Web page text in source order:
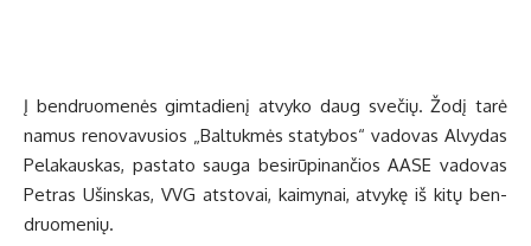
Į ben­druo­me­nės gim­ta­die­nį at­vy­ko daug sve­čių. Žo­dį ta­rė
na­mus re­no­va­vu­sios „Bal­tuk­mės sta­ty­bos“ va­do­vas Al­vy­das
Pe­la­kaus­kas, pa­sta­to sau­ga be­si­rū­pi­nan­čios AASE va­do­vas
Pet­ras Ušins­kas, VVG at­sto­vai, kai­my­nai, at­vy­kę iš ki­tų ben­
druo­me­nių.